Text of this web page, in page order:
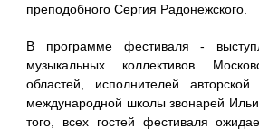
преподобного Сергия Радонежского.
В программе фестиваля -
музыкальных коллективов
областей, исполнителей
международной школы звонарей
того, всех гостей фестиваля